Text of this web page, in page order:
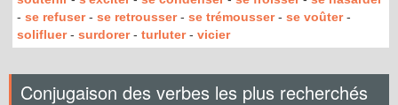
- se refuser- se retrousser- se trémousser- se voûter-
solifluer- surdorer- turluter- vicier
Conjugaison des verbes les plus recherchés